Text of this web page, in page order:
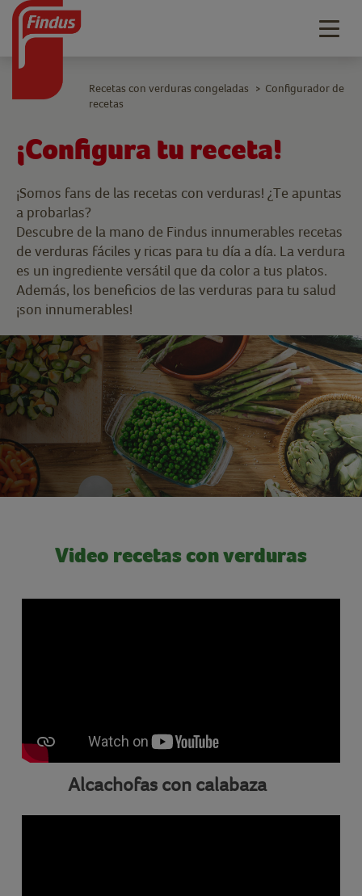
¡Configura tu receta!
¡Somos fans de las recetas con verduras! ¿Te apuntas
a probarlas?
Descubre de la mano de Findus innumerables recetas
de verduras fáciles y ricas para tu día a día. La verdura
es un ingrediente versátil que da color a tus platos.
Además, los beneficios de las verduras para tu salud
¡son innumerables!
Recetas con verduras congeladas > Configurador de
recetas
Video recetas con verduras
Alcachofas con calabaza